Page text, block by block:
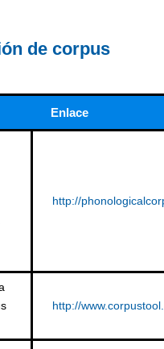
de corpus
Enlace
http://
http://